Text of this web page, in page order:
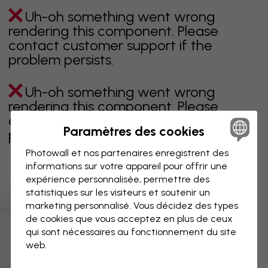
Uh-oh something went wrong
rendering this component. Please
contact customer support if the
problem persists.
Uh-oh something went wrong
rendering this component. Please
contact customer support if the
problem persists.
Page 1 sur 1 pages
Découvrez plus de catégories
Paramètres des cookies
Photowall et nos partenaires enregistrent des
informations sur votre appareil pour offrir une
expérience personnalisée, permettre des
statistiques sur les visiteurs et soutenir un
marketing personnalisé. Vous décidez des types
de cookies que vous acceptez en plus de ceux
qui sont nécessaires au fonctionnement du site
web.